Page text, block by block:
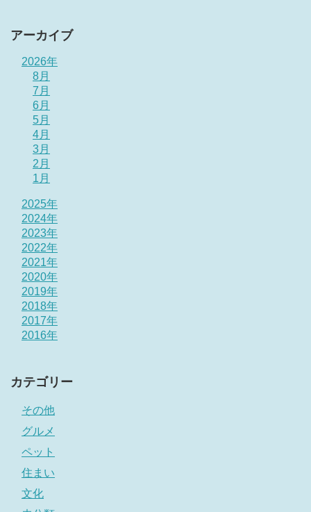
アーカイブ
2026年
8月
7月
6月
5月
4月
3月
2月
1月
2025年
2024年
2023年
2022年
2021年
2020年
2019年
2018年
2017年
2016年
カテゴリー
その他
グルメ
ペット
住まい
文化